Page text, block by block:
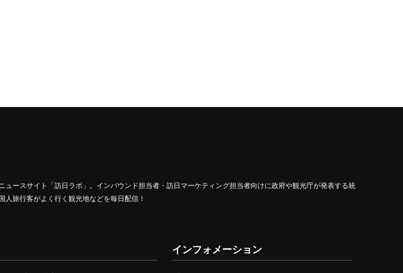
ースサイト「訪日ラボ」。インバウンド担当者・訪日マーケティング担当者向けに政府や観光庁が発表する統
旅行客がよく行く観光地などを毎日配信！
インフォメーション